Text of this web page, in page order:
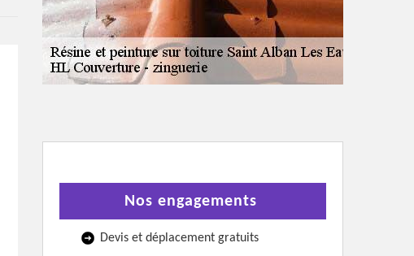
Nos engagements
Devis et déplacement gratuits